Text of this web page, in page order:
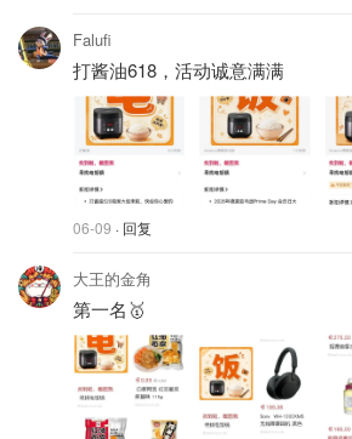
Falufi
打酱油618，活动诚意满满
06-09 · 回复
大王的金角
第一名🥇